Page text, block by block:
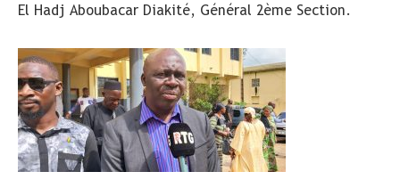
El Hadj Aboubacar Diakité, Général 2ème Section.